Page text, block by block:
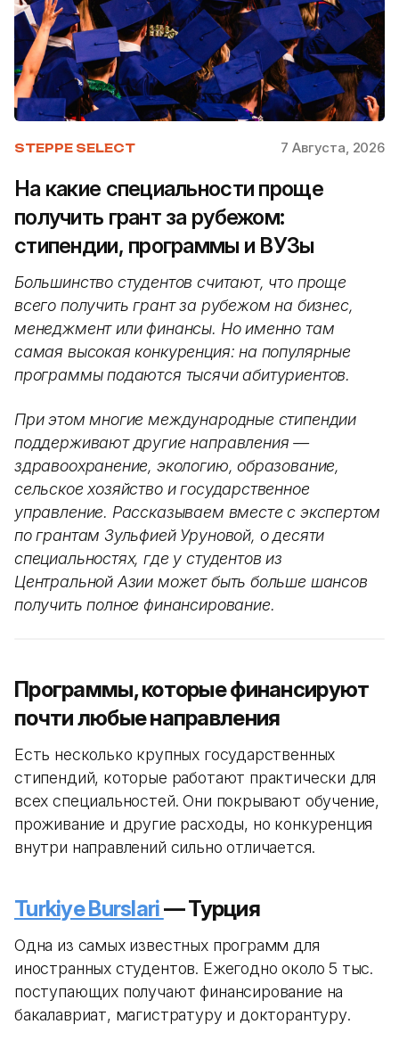
STEPPE SELECT 7 Августа, 2026
На какие специальности проще
получить грант за рубежом:
стипендии, программы и ВУЗы
Большинство студентов считают, что проще
всего получить грант за рубежом на бизнес,
менеджмент или финансы. Но именно там
самая высокая конкуренция: на популярные
программы подаются тысячи абитуриентов.
При этом многие международные стипендии
поддерживают другие направления —
здравоохранение, экологию, образование,
сельское хозяйство и государственное
управление. Рассказываем вместе с экспертом
по грантам Зульфией Уруновой, о десяти
специальностях, где у студентов из
Центральной Азии может быть больше шансов
получить полное финансирование.
Программы, которые финансируют
почти любые направления
Есть несколько крупных государственных
стипендий, которые работают практически для
всех специальностей. Они покрывают обучение,
проживание и другие расходы, но конкуренция
внутри направлений сильно отличается.
Turkiye Burslari— Турция
Одна из самых известных программ для
иностранных студентов. Ежегодно около 5 тыс.
поступающих получают финансирование на
бакалавриат, магистратуру и докторантуру.